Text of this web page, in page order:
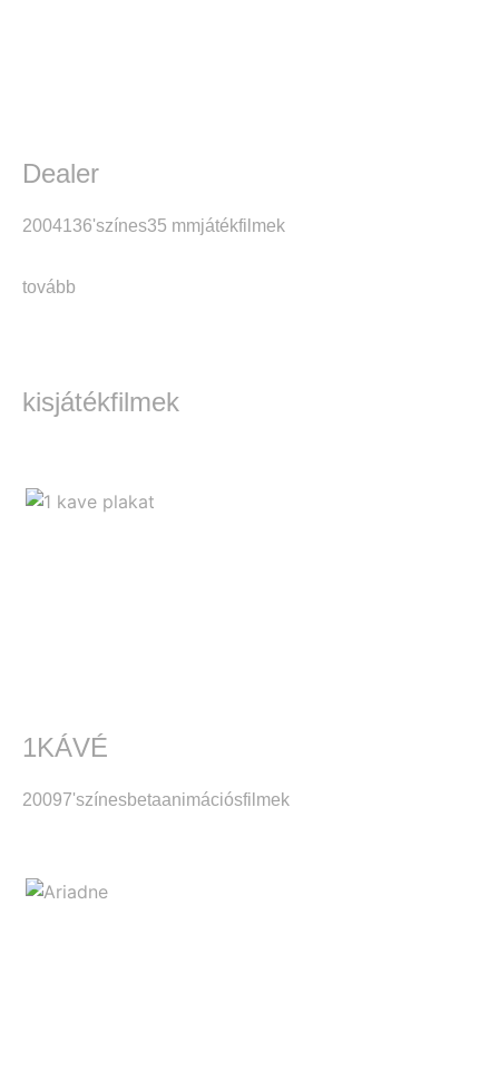
Dealer
2004136'színes35 mmjátékfilmek
tovább
kisjátékfilmek
1KÁVÉ
20097'színesbetaanimációsfilmek